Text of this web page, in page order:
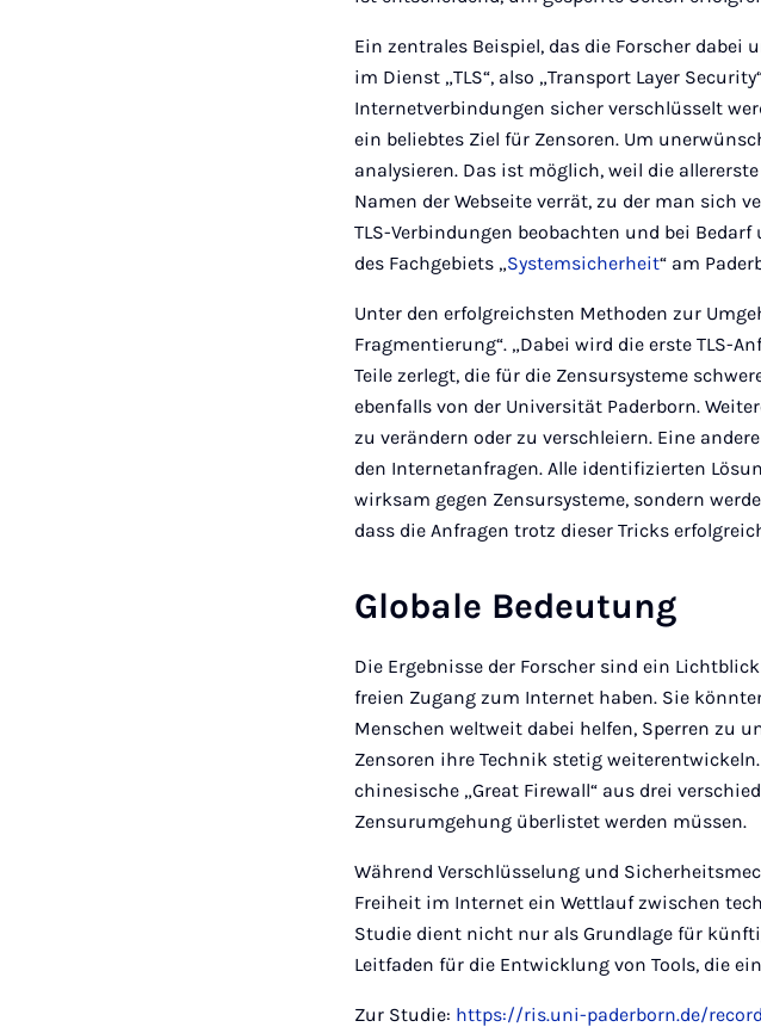
Ein zentrales Beispiel, das die Forscher
im Dienst „TLS“, also „Transport Layer
Internetverbindungen sicher verschlüsselt
ein beliebtes Ziel für Zensoren. Um
analysieren. Das ist möglich, weil die
Namen der Webseite verrät, zu der man sich
TLS-Verbindungen beobachten und bei
des Fachgebiets „Systemsicherheit“ am
Unter den erfolgreichsten Methoden zur
Fragmentierung“. „Dabei wird die erste TLS-
Teile zerlegt, die für die Zensursysteme
ebenfalls von der Universität Paderborn.
zu verändern oder zu verschleiern. Eine
den Internetanfragen. Alle identifizierten
wirksam gegen Zensursysteme, sondern
dass die Anfragen trotz dieser Tricks
Globale Bedeutung
Die Ergebnisse der Forscher sind ein
freien Zugang zum Internet haben. Sie
Menschen weltweit dabei helfen, Sperren zu
Zensoren ihre Technik stetig
chinesische „Great Firewall“ aus drei
Zensurumgehung überlistet werden müssen.
Während Verschlüsselung und
Freiheit im Internet ein Wettlauf zwischen
Studie dient nicht nur als Grundlage für
Leitfaden für die Entwicklung von Tools, die
Zur Studie: https://ris.uni-paderborn.de/